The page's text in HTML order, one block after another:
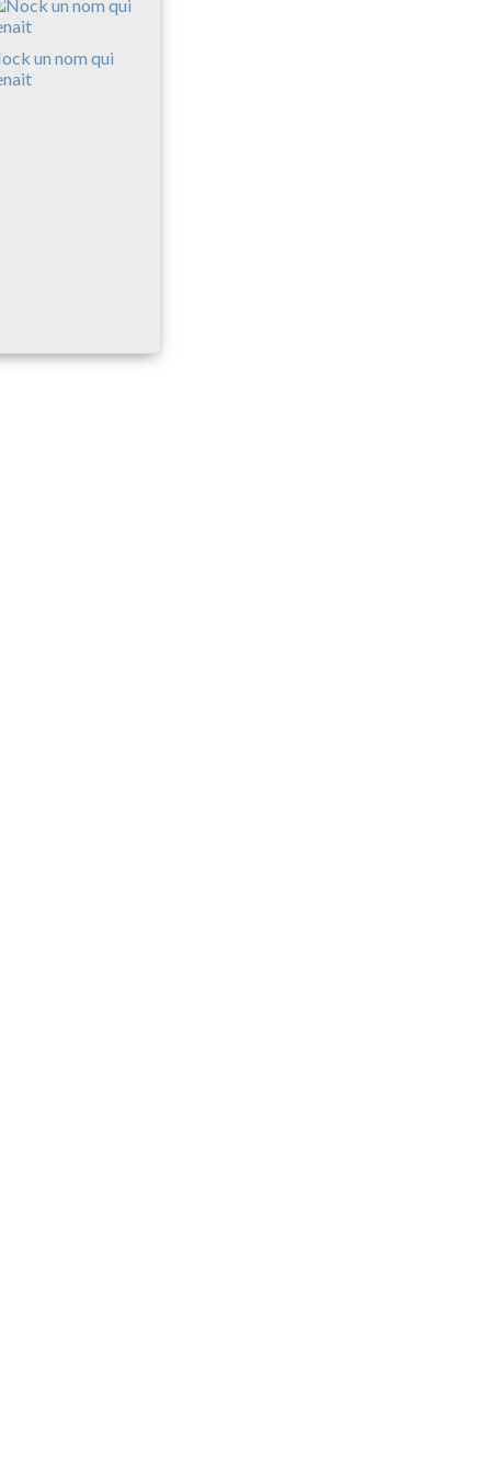
un nom qui